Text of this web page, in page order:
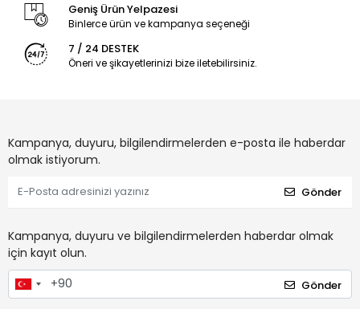
Geniş Ürün Yelpazesi
Binlerce ürün ve kampanya seçeneği
7 / 24 DESTEK
Öneri ve şikayetlerinizi bize iletebilirsiniz.
Kampanya, duyuru, bilgilendirmelerden e-posta ile haberdar
olmak istiyorum.
Gönder
Kampanya, duyuru ve bilgilendirmelerden haberdar olmak
için kayıt olun.
Gönder